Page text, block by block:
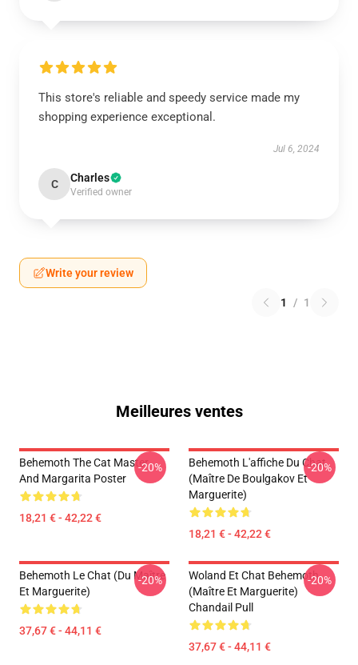
This store's reliable and speedy service made my
shopping experience exceptional.
Jul 6, 2024
C Charles
Verified owner
Write your review
1 / 1
Meilleures ventes
Behemoth The Cat Master
And Margarita Poster
18,21 € - 42,22 €
-20%
Behemoth L'affiche Du Chat
(Maître De Boulgakov Et
Marguerite)
18,21 € - 42,22 €
-20%
Behemoth Le Chat (du Maître
Et Marguerite)
37,67 € - 44,11 €
-20%
Woland Et Chat Behemoth
(Maître Et Marguerite)
Chandail Pull
37,67 € - 44,11 €
-20%